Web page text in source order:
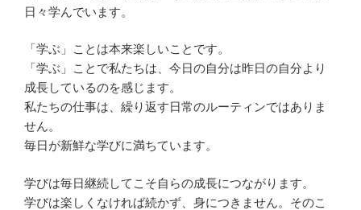
日々学んでいます。
「学ぶ」ことは本来楽しいことです。
「学ぶ」ことで私たちは、今日の自分は昨日の自分より
成長しているのを感じます。
私たちの仕事は、繰り返す日常のルーティンではありま
せん。
毎日が新鮮な学びに満ちています。
学びは毎日継続してこそ自らの成長につながります。
学びは楽しくなければ続かず、身につきません。そのこ